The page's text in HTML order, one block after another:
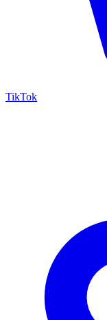
TikTok